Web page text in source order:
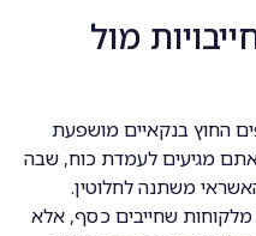
מול
החוץ בנקאיים מושפעת
מגיעים לעמדת כוח, שבה
משתנה לחלוטין.
שחייבים כסף, אלא